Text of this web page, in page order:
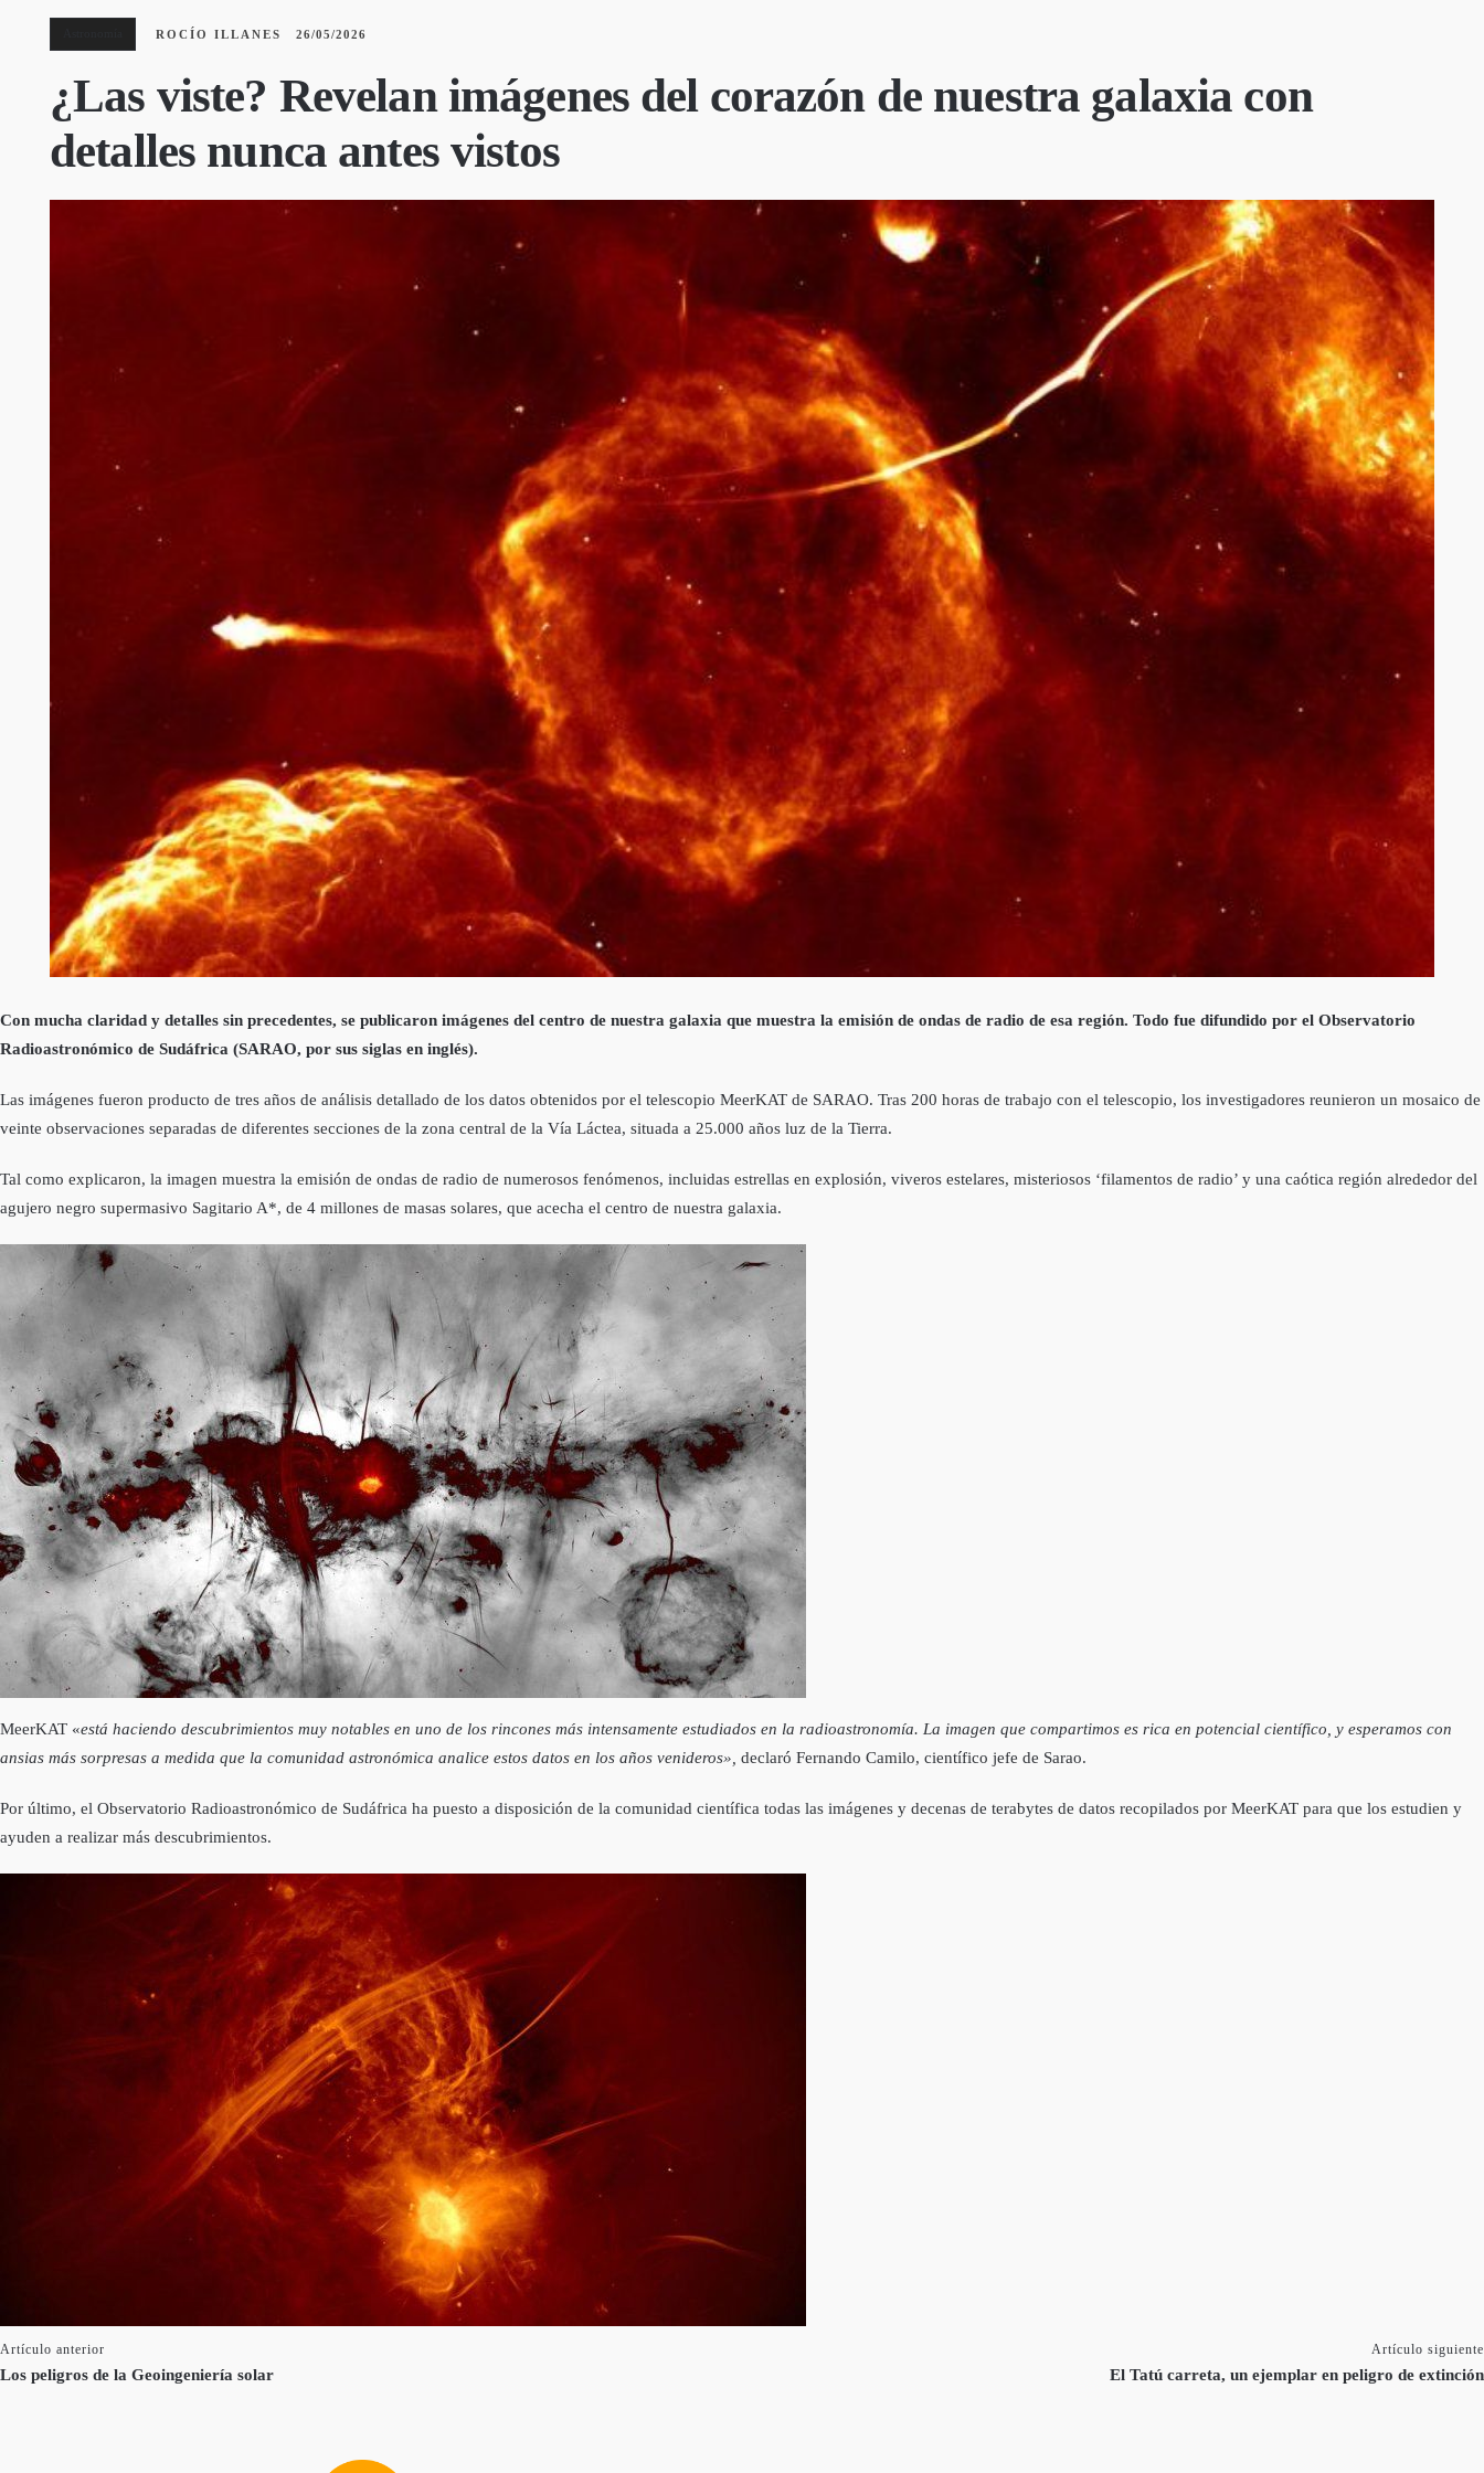
ROCÍO ILLANES 26/05/2026
¿Las viste? Revelan imágenes del corazón de nuestra galaxia con
detalles nunca antes vistos
Con mucha claridad y detalles sin precedentes, se publicaron imágenes del centro de nuestra galaxia que muestra la emisión de ondas de radio de esa región. Todo fue difundido por el Observatorio
Radioastronómico de Sudáfrica (SARAO, por sus siglas en inglés).
Las imágenes fueron producto de tres años de análisis detallado de los datos obtenidos por el telescopio MeerKAT de SARAO. Tras 200 horas de trabajo con el telescopio, los investigadores reunieron un mosaico de
veinte observaciones separadas de diferentes secciones de la zona central de la Vía Láctea, situada a 25.000 años luz de la Tierra.
Tal como explicaron, la imagen muestra la emisión de ondas de radio de numerosos fenómenos, incluidas estrellas en explosión, viveros estelares, misteriosos ‘filamentos de radio’ y una caótica región alrededor del
agujero negro supermasivo Sagitario A*, de 4 millones de masas solares, que acecha el centro de nuestra galaxia.
MeerKAT «está haciendo descubrimientos muy notables en uno de los rincones más intensamente estudiados en la radioastronomía. La imagen que compartimos es rica en potencial científico, y esperamos con
ansias más sorpresas a medida que la comunidad astronómica analice estos datos en los años venideros», declaró Fernando Camilo, científico jefe de Sarao.
Por último, el Observatorio Radioastronómico de Sudáfrica ha puesto a disposición de la comunidad científica todas las imágenes y decenas de terabytes de datos recopilados por MeerKAT para que los estudien y
ayuden a realizar más descubrimientos.
Artículo anterior
Los peligros de la Geoingeniería solar
Artículo siguiente
El Tatú carreta, un ejemplar en peligro de extinción